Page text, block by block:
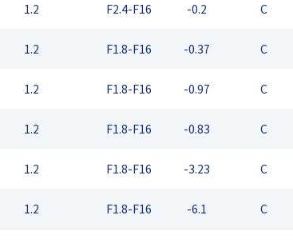
1.2 F2.4-F16 -0.2 C
1.2 F1.8-F16 -0.37 C
1.2 F1.8-F16 -0.97 C
1.2 F1.8-F16 -0.83 C
1.2 F1.8-F16 -3.23 C
1.2 F1.8-F16 -6.1 C